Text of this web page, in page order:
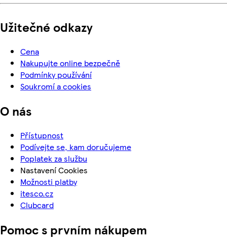
Užitečné odkazy
Cena
Nakupujte online bezpečně
Podmínky používání
Soukromí a cookies
O nás
Přístupnost
Podívejte se, kam doručujeme
Poplatek za službu
Nastavení Cookies
Možnosti platby
itesco.cz
Clubcard
Pomoc s prvním nákupem